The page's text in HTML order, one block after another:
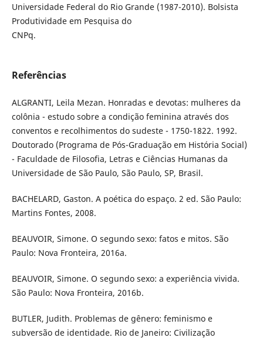
Universidade Federal do Rio Grande (1987-2010). Bolsista
Produtividade em Pesquisa do
CNPq.
Referências
ALGRANTI, Leila Mezan. Honradas e devotas: mulheres da
colônia - estudo sobre a condição feminina através dos
conventos e recolhimentos do sudeste - 1750-1822. 1992.
Doutorado (Programa de Pós-Graduação em História Social)
- Faculdade de Filosofia, Letras e Ciências Humanas da
Universidade de São Paulo, São Paulo, SP, Brasil.
BACHELARD, Gaston. A poética do espaço. 2 ed. São Paulo:
Martins Fontes, 2008.
BEAUVOIR, Simone. O segundo sexo: fatos e mitos. São
Paulo: Nova Fronteira, 2016a.
BEAUVOIR, Simone. O segundo sexo: a experiência vivida.
São Paulo: Nova Fronteira, 2016b.
BUTLER, Judith. Problemas de gênero: feminismo e
subversão de identidade. Rio de Janeiro: Civilização